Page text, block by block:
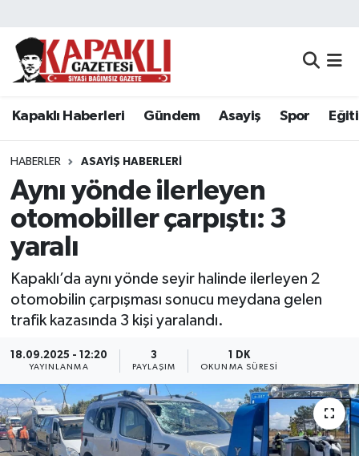
Kapaklı Haberleri Gündem Asayiş Spor
HABERLER ASAYIŞ HABERLERI
Aynı yönde ilerleyen
otomobiller çarpıştı: 3
yaralı
Kapaklı’da aynı yönde seyir halinde ilerleyen 2
otomobilin çarpışması sonucu meydana gelen
trafik kazasında 3 kişi yaralandı.
18.09.2025 - 12:20
YAYINLANMA
3
PAYLAŞIM
1 DK
OKUNMA SÜRESI
Kapaklı Haberleri
Asayiş
Spor
Eğitim
Resmi Reklamlar
Ekonomi
Sağlık
Tekirdağ Nöbetçi Eczaneler
Tekirdağ Namaz Vakitleri
Tekirdağ Trafik Yoğunluk Haritası
Süper Lig Puan Durumu ve Fikstür
Son Dakika Haberleri
Haber Arşivi